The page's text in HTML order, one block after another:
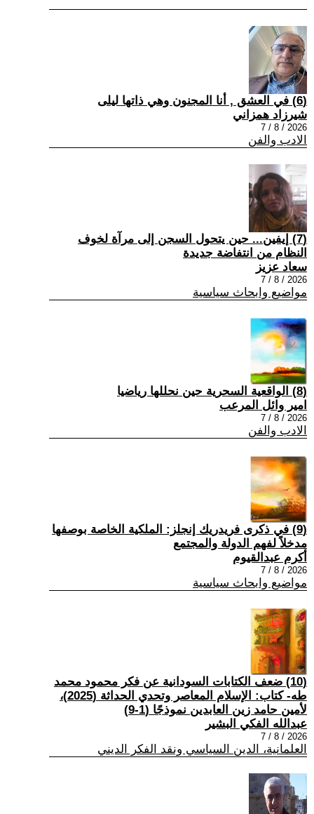
(6) في العشق , أنا المجنون وهي ذاتها ليلى
شيرزاد همزاني
2026 / 8 / 7
الادب والفن
(7) إيفين... حين يتحول السجن إلى مرآة لخوف
النظام من انتفاضة جديدة
سعاد عزيز
2026 / 8 / 7
مواضيع وابحاث سياسية
(8) الواقعية السحرية حين نحللها رياضيا
امير وائل المرعب
2026 / 8 / 7
الادب والفن
(9) في ذكرى فريدريك إنجلز: الملكية الخاصة بوصفها
مدخلاً لفهم الدولة والمجتمع
أكرم عبدالقيوم
2026 / 8 / 7
مواضيع وابحاث سياسية
(10) ضعف الكتابات السودانية عن فكر محمود محمد
طه- كتاب: الإسلام المعاصر وتحدي الحداثة (2025)،
لأمين حامد زين العابدين نموذجًا (1-9)
عبدالله الفكي البشير
2026 / 8 / 7
العلمانية، الدين السياسي ونقد الفكر الديني